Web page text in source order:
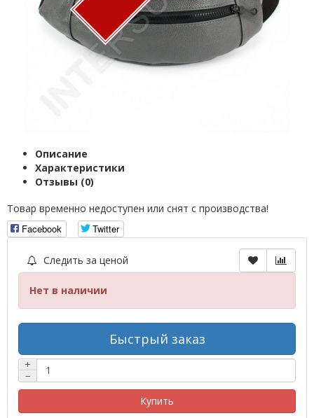
Описание
Характеристики
Отзывы (0)
Товар временно недоступен или снят с производства!
Facebook
Twitter
Следить за ценой
Нет в наличии
Быстрый заказ
+
−
Купить